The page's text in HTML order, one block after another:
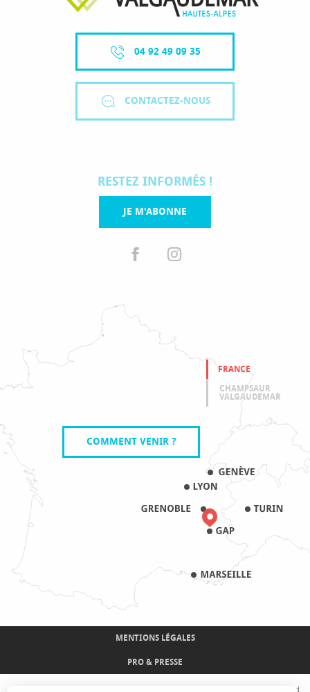
04 92 49 09 35
CONTACTEZ-NOUS
RESTEZ INFORMÉS !
JE M'ABONNE
FRANCE
CHAMPSAUR
VALGAUDEMAR
COMMENT VENIR ?
MENTIONS LÉGALES
PRO & PRESSE
Avec le concours de l'Union Européenne. L'Europe s'engage sur le Massif Alpin avec le fond